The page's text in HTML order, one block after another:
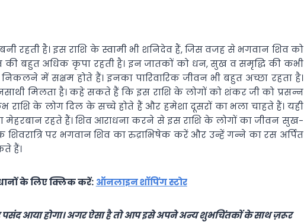
रहती है। इस राशि के स्वामी भी शनिदेव हैं, जिस वजह से भगवान शिव को
की बहुत अधिक कृपा रहती है। इन जातकों को धन, सुख व समृद्धि की कभी
में सक्षम होते हैं। इनका पारिवारिक जीवन भी बहुत अच्छा रहता है।
मिलता है। कहे सकते हैं कि इस राशि के लोगों को शंकर जी को प्रसन्न
राशि के लोग दिल के सच्चे होते हैं और हमेशा दूसरों का भला चाहते हैं। यही
मेहरबान रहते हैं। शिव आराधना करने से इस राशि के लोगों का जीवन सुख-
पर भगवान शिव का रुद्राभिषेक करें और उन्हें गन्ने का रस अर्पित
हैं।
के लिए क्लिक करें: ऑनलाइन शॉपिंग स्टोर
आया होगा। अगर ऐसा है तो आप इसे अपने अन्य शुभचिंतकों के साथ ज़रूर